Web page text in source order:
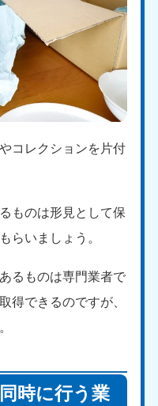
コレクションを片付
ものは形見として保
らいましょう。
るものは専門業者で
得できるのですが、
時に行う業